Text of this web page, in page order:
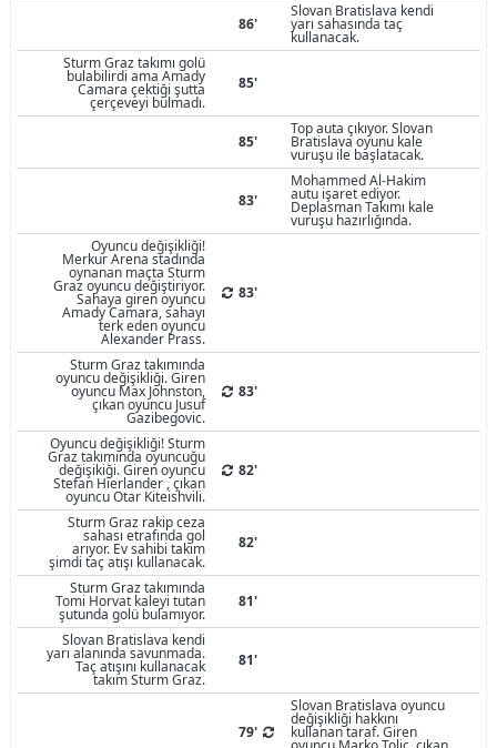
86'
Slovan Bratislava kendi
yarı sahasında taç
kullanacak.
Sturm Graz takımı golü
bulabilirdi ama Amady
Camara çektiği şutta
çerçeveyi bulmadı.
85'
85'
Top auta çıkıyor. Slovan
Bratislava oyunu kale
vuruşu ile başlatacak.
83'
Mohammed Al-Hakim
autu işaret ediyor.
Deplasman Takımı kale
vuruşu hazırlığında.
Oyuncu değişikliği!
Merkur Arena stadında
oynanan maçta Sturm
Graz oyuncu değiştiriyor.
Sahaya giren oyuncu
Amady Camara, sahayı
terk eden oyuncu
Alexander Prass.
83'
Sturm Graz takımında
oyuncu değişikliği. Giren
oyuncu Max Johnston,
çıkan oyuncu Jusuf
Gazibegovic.
83'
Oyuncu değişikliği! Sturm
Graz takımında oyuncuğu
değişikiği. Giren oyuncu
Stefan Hierlander , çıkan
oyuncu Otar Kiteishvili.
82'
Sturm Graz rakip ceza
sahası etrafında gol
arıyor. Ev sahibi takım
şimdi taç atışı kullanacak.
82'
Sturm Graz takımında
Tomi Horvat kaleyi tutan
şutunda golü bulamıyor.
81'
Slovan Bratislava kendi
yarı alanında savunmada.
Taç atışını kullanacak
takım Sturm Graz.
81'
79'
Slovan Bratislava oyuncu
değişikliği hakkını
kullanan taraf. Giren